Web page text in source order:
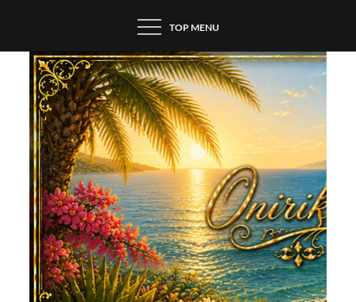
content
TOP MENU